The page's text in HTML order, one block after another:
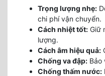
Trọng lượng nhẹ:
chi phí vận chuyển.
Cách nhiệt tốt: Giữ
lượng.
Cách âm hiệu quả:
Chống va đập: Bảo
Chống thấm nước: